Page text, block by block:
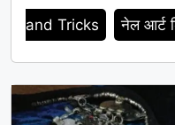
and Tricks नेल आर्ट